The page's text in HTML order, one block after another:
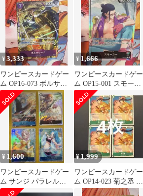
vol.1
¥3,333
ワンピースカードゲー
ム OP16-073 ボルサリ
ーノ パラレル
¥ 1,666
ワンピースカードゲー
ム OP15-001 スモーカ
ー リーダーパラレル
¥ 1,600
ワンピースカードゲー
ム サンジ パラレル
OP15-047神の島の冒
¥1,999
ワンピースカードゲー
ム OP14-023 菊之丞 プ
ロモ 大会限定品